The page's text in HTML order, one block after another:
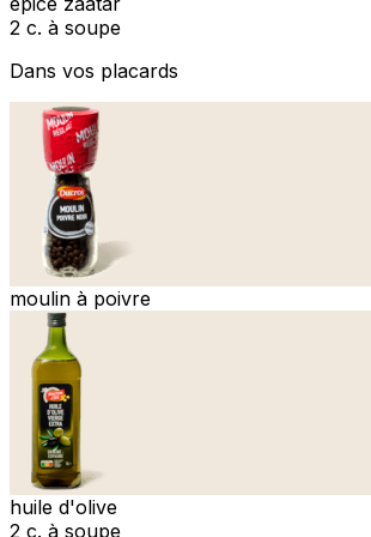
2 c. à soupe
Dans vos placards
moulin à poivre
huile d'olive
2 c. à soupe